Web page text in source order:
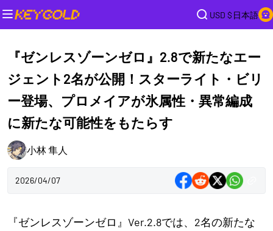
USD $ 日本語
『ゼンレスゾーンゼロ』2.8で新たなエー
ジェント2名が公開！スターライト・ビリ
ー登場、プロメイアが氷属性・異常編成
に新たな可能性をもたらす
小林 隼人
2026/04/07
『ゼンレスゾーンゼロ』Ver.2.8では、2名の新たな